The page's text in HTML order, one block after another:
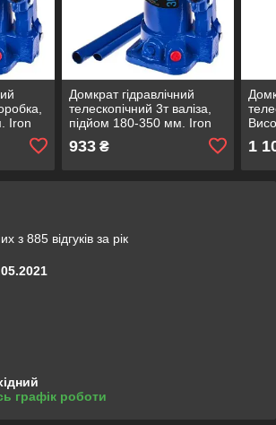
Iron
3,1 кг
Домкрат гідравлічний
телескопічний 3т валіза,
підйом 180-350 мм. Iron
Hand (IH-180350D-K) (IH-
18035
933₴ 1
з 885 відгуків за рік
графік роботи